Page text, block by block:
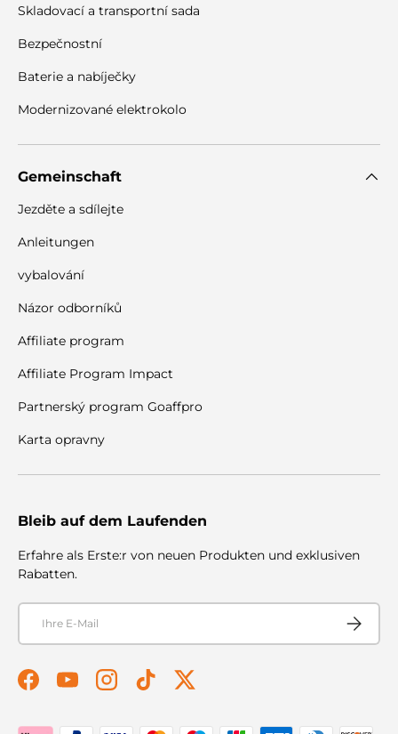
Skladovací a transportní sada
Bezpečnostní
Baterie a nabíječky
Modernizované elektrokolo
Gemeinschaft
Jezděte a sdílejte
Anleitungen
vybalování
Názor odborníků
Affiliate program
Affiliate Program Impact
Partnerský program Goaffpro
Karta opravny
Bleib auf dem Laufenden
Erfahre als Erste:r von neuen Produkten und exklusiven
Rabatten.
E-Mail
FacebookYouTubeInstagramTikTokTwitter